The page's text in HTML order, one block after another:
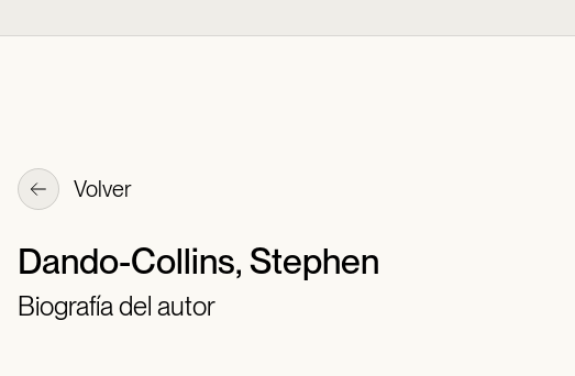
Volver
Dando-Collins, Stephen
Biografía del autor